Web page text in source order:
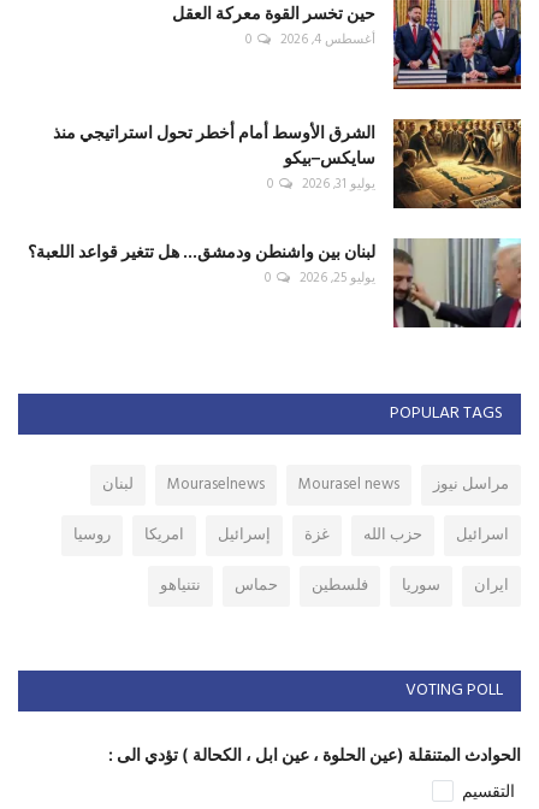
حين تخسر القوة معركة العقل
أغسطس 4, 2026 0
الشرق الأوسط أمام أخطر تحول استراتيجي منذ
سايكس–بيكو
يوليو 31, 2026 0
لبنان بين واشنطن ودمشق... هل تتغير قواعد اللعبة؟
يوليو 25, 2026 0
POPULAR TAGS
مراسل نيوز Mourasel news
Mouraselnews
لبنان
اسرائيل
حزب الله غزة إسرائيل امريكا
روسيا
ايران
سوريا فلسطين حماس نتنياهو
VOTING POLL
الحوادث المتنقلة (عين الحلوة ، عين ابل ، الكحالة ) تؤدي الى :
التقسيم